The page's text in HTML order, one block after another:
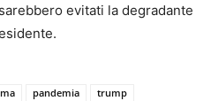
evitati la degradante
pandemia trump